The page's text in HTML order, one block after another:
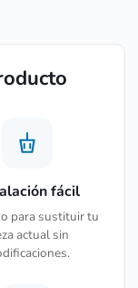
fácil
para sustituir tu
actual sin